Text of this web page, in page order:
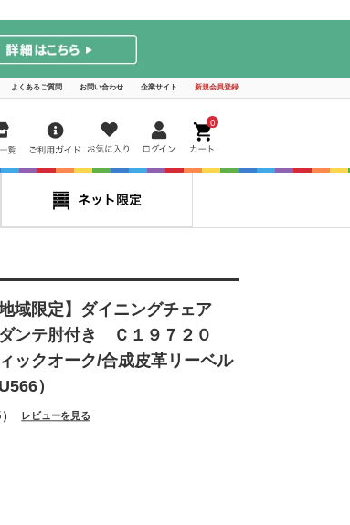
よくあるご質問 お問い合わせ 企業サイト 新規会員登録
0
地域限定】ダイニングチェア
ンテ肘付き Ｃ１９７２０
ックオーク/合成皮革リーベル
）
レビューを見る